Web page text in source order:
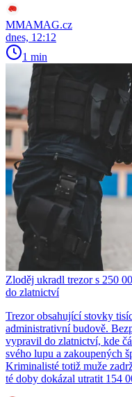
MMAMAG.cz
dnes, 12:12
1 min
Zloděj ukradl trezor s 250
do zlatnictví
Trezor obsahující stovky
administrativní budově.
vypravil do zlatnictví, kde
svého lupu a zakoupených
Kriminalisté totiž muže
té doby dokázal utratit 154